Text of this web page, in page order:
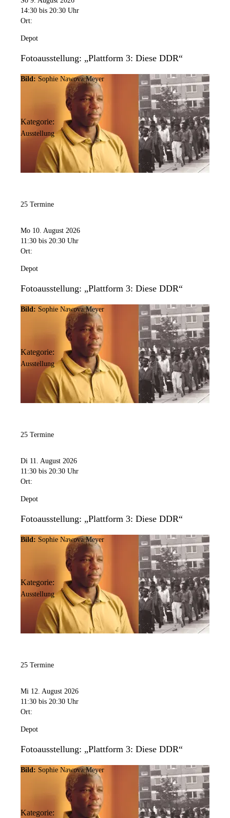
14:30 bis 20:30 Uhr
Ort:
Depot
Fotoausstellung: „Plattform 3: Diese DDR“
Bild: Sophie Nawova Meyer
Kategorie:
Ausstellung
25 Termine
Mo 10. August 2026
11:30 bis 20:30 Uhr
Ort:
Depot
Fotoausstellung: „Plattform 3: Diese DDR“
Bild: Sophie Nawova Meyer
Kategorie:
Ausstellung
25 Termine
Di 11. August 2026
11:30 bis 20:30 Uhr
Ort:
Depot
Fotoausstellung: „Plattform 3: Diese DDR“
Bild: Sophie Nawova Meyer
Kategorie:
Ausstellung
25 Termine
Mi 12. August 2026
11:30 bis 20:30 Uhr
Ort:
Depot
Fotoausstellung: „Plattform 3: Diese DDR“
Bild: Sophie Nawova Meyer
Kategorie: